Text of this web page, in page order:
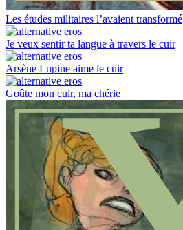
Les études militaires l’avaient transformé
Je veux sentir ta langue à travers le cuir
Arsène Lupine aime le cuir
Goûte mon cuir, ma chérie